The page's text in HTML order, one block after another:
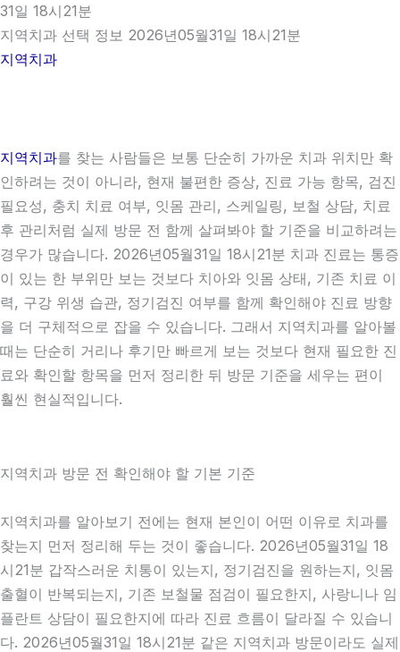
31일 18시21분
지역치과 선택 정보 2026년05월31일 18시21분
지역치과
지역치과를 찾는 사람들은 보통 단순히 가까운 치과 위치만 확
인하려는 것이 아니라, 현재 불편한 증상, 진료 가능 항목, 검진
필요성, 충치 치료 여부, 잇몸 관리, 스케일링, 보철 상담, 치료
후 관리처럼 실제 방문 전 함께 살펴봐야 할 기준을 비교하려는
경우가 많습니다. 2026년05월31일 18시21분 치과 진료는 통증
이 있는 한 부위만 보는 것보다 치아와 잇몸 상태, 기존 치료 이
력, 구강 위생 습관, 정기검진 여부를 함께 확인해야 진료 방향
을 더 구체적으로 잡을 수 있습니다. 그래서 지역치과를 알아볼
때는 단순히 거리나 후기만 빠르게 보는 것보다 현재 필요한 진
료와 확인할 항목을 먼저 정리한 뒤 방문 기준을 세우는 편이
훨씬 현실적입니다.
지역치과 방문 전 확인해야 할 기본 기준
지역치과를 알아보기 전에는 현재 본인이 어떤 이유로 치과를
찾는지 먼저 정리해 두는 것이 좋습니다. 2026년05월31일 18
시21분 갑작스러운 치통이 있는지, 정기검진을 원하는지, 잇몸
출혈이 반복되는지, 기존 보철물 점검이 필요한지, 사랑니나 임
플란트 상담이 필요한지에 따라 진료 흐름이 달라질 수 있습니
다. 2026년05월31일 18시21분 같은 지역치과 방문이라도 실제